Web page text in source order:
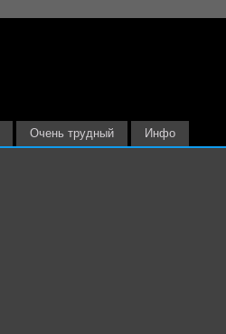
Очень трудный Инфо